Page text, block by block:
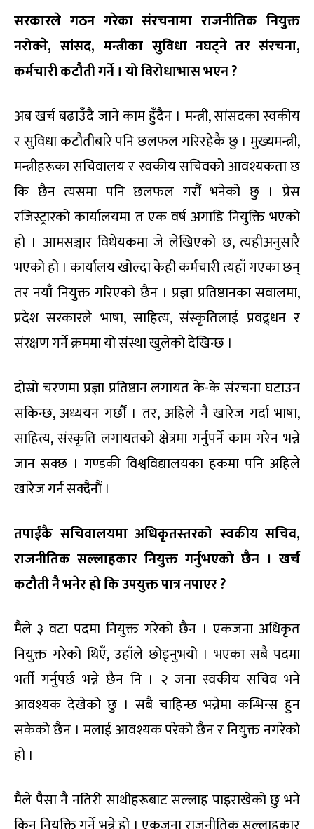
सरकारले गठन गरेका संरचनामा राजनीतिक नियुक्त
नरोक्ने,सांसद,मन्त्रीका सुविधा नघट्ने तर संरचना,
कर्मचारीकटौतीगर्ने। योविरोधाभासभएन?
अब खर्च बढाउँदै जाने काम हुँदैन । मन्त्री, सांसदका स्वकीय
र सुविधा कटौतीबारे पनि छलफल गरिरहेकै छु । मुख्यमन्त्री,
मन्त्रीहरूका सचिवालय र स्वकीय सचिवको आवश्यकता छ
कि छैन त्यसमा पनि छलफल गरौं भनेको छु । प्रेस
रजिस्ट्रारको कार्यालयमा त एक वर्ष अगाडि नियुक्ति भएको
हो । आमसञ्चार विधेयकमा जे लेखिएको छ, त्यहीअनुसारै
भएको हो । कार्यालय खोल्दा केही कर्मचारी त्यहाँ गएका छन्
तर नयाँ नियुक्त गरिएको छैन । प्रज्ञा प्रतिष्ठानका सवालमा,
प्रदेश सरकारले भाषा, साहित्य, संस्कृतिलाई प्रवद्र्धन र
संरक्षण गर्ने क्रममा यो संस्था खुलेको देखिन्छ ।
दोस्रो चरणमा प्रज्ञा प्रतिष्ठान लगायत के-के संरचना घटाउन
सकिन्छ, अध्ययन गर्छौं । तर, अहिले नै खारेज गर्दा भाषा,
साहित्य, संस्कृति लगायतको क्षेत्रमा गर्नुपर्ने काम गरेन भन्ने
जान सक्छ । गण्डकी विश्वविद्यालयका हकमा पनि अहिले
खारेज गर्न सक्दैनौं ।
तपाईंकै सचिवालयमा अधिकृतस्तरको स्वकीय सचिव,
राजनीतिक सल्लाहकार नियुक्त गर्नुभएको छैन । खर्च
कटौतीनैभनेरहोकिउपयुक्तपात्रनपाएर?
मैले ३ वटा पदमा नियुक्त गरेको छैन । एकजना अधिकृत
नियुक्त गरेको थिएँ, उहाँले छोड्नुभयो । भएका सबै पदमा
भर्ती गर्नुपर्छ भन्ने छैन नि । २ जना स्वकीय सचिव भने
आवश्यक देखेको छु । सबै चाहिन्छ भन्नेमा कन्भिन्स हुन
सकेको छैन । मलाई आवश्यक परेको छैन र नियुक्त नगरेको
हो ।
मैले पैसा नै नतिरी साथीहरूबाट सल्लाह पाइराखेको छु भने